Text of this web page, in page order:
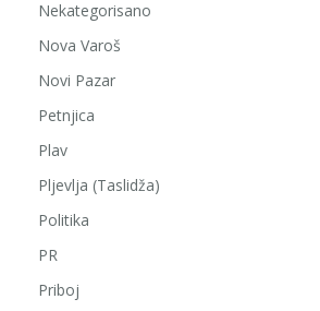
Nekategorisano
Nova Varoš
Novi Pazar
Petnjica
Plav
Pljevlja (Taslidža)
Politika
PR
Priboj